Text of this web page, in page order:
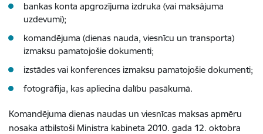
bankas konta apgrozījuma izdruka (vai maksājuma
uzdevumi);
komandējuma (dienas nauda, viesnīcu un transporta)
izmaksu pamatojošie dokumenti;
izstādes vai konferences izmaksu pamatojošie dokumenti;
fotogrāfija, kas apliecina dalību pasākumā.
Komandējuma dienas naudas un viesnīcas maksas apmēru
nosaka atbilstoši Ministra kabineta 2010. gada 12. oktobra